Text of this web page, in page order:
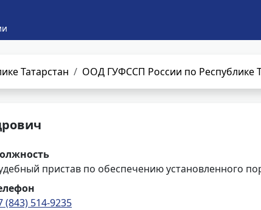
Татарстан ООД ГУФССП России по Республике
пристав по обеспечению установленного
(843) 514-9235